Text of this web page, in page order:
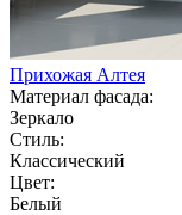
Прихожая Алтея
Материал фасада:
Зеркало
Стиль:
Классический
Цвет:
Белый